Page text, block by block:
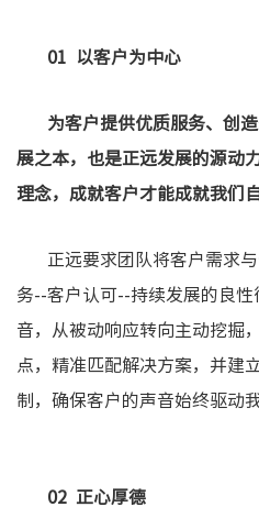
01 以客户为中心
为客户提供优质服务、创
展之本，也是正远发展的源动
理念，成就客户才能成就我们自
正远要求团队将客户需求
务--客户认可--持续发展的良
音，从被动响应转向主动挖掘
点，精准匹配解决方案，并建
制，确保客户的声音始终驱动
02 正心厚德